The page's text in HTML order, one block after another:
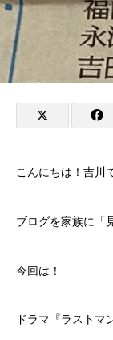
こんにちは！吉川
ブログを家族に「
今回は！
ドラマ『ラストマ